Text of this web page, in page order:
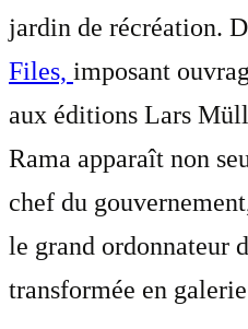
jardin de récréation.
Files, imposant
aux éditions Lars
Rama apparaît non
chef du
le grand ordonnateur
transformée en